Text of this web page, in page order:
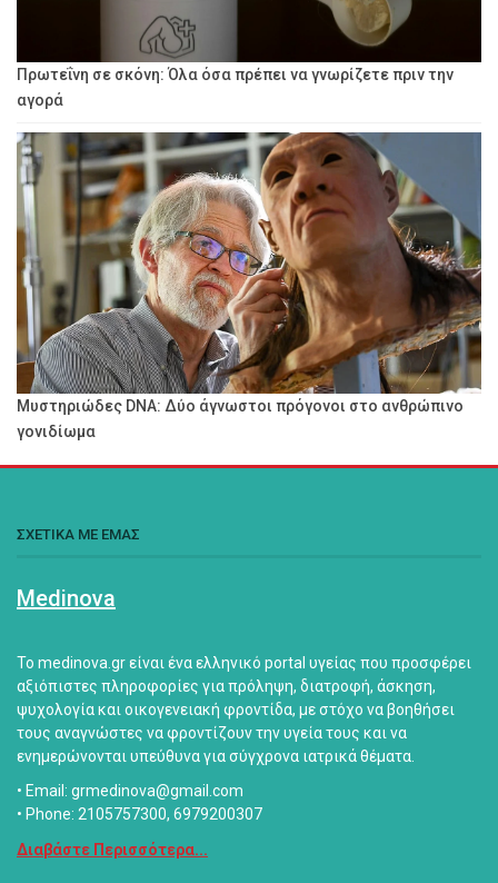
Πρωτεΐνη σε σκόνη: Όλα όσα πρέπει να γνωρίζετε πριν την
αγορά
Μυστηριώδες DNA: Δύο άγνωστοι πρόγονοι στο ανθρώπινο
γονιδίωμα
ΣΧΕΤΙΚΑ ΜΕ ΕΜΑΣ
Medinova
Το medinova.gr είναι ένα ελληνικό portal υγείας που προσφέρει
αξιόπιστες πληροφορίες για πρόληψη, διατροφή, άσκηση,
ψυχολογία και οικογενειακή φροντίδα, με στόχο να βοηθήσει
τους αναγνώστες να φροντίζουν την υγεία τους και να
ενημερώνονται υπεύθυνα για σύγχρονα ιατρικά θέματα.
• Email: grmedinova@gmail.com
• Phone: 2105757300, 6979200307
Διαβάστε Περισσότερα...